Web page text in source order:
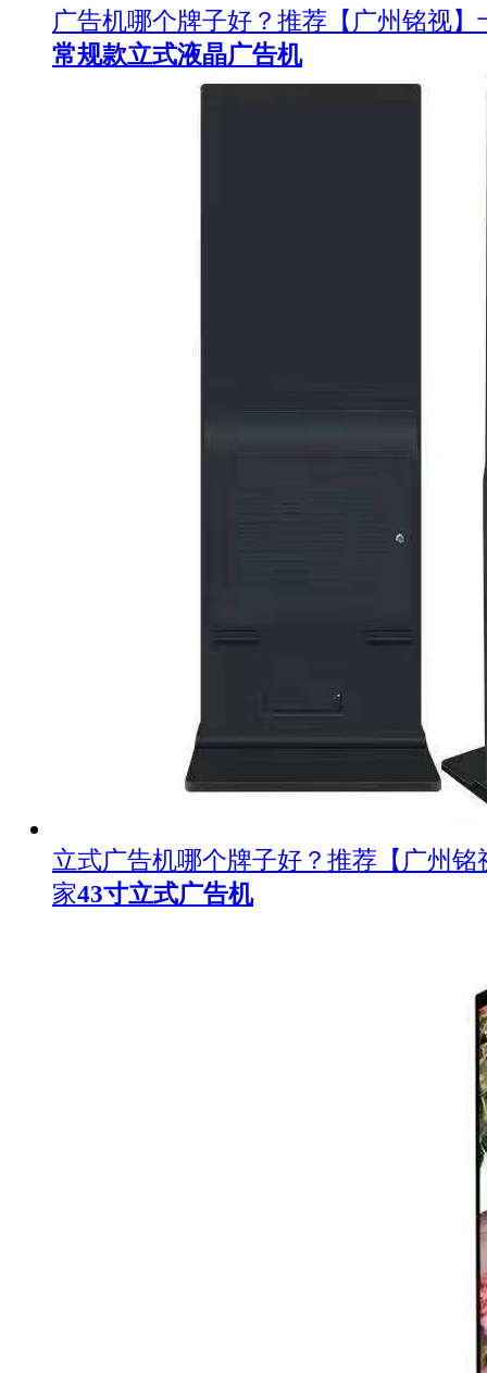
广告机哪个牌子好？推荐【广州铭视
常规款立式液晶广告机
立式广告机哪个牌子好？推荐【广州铭
家43寸立式广告机